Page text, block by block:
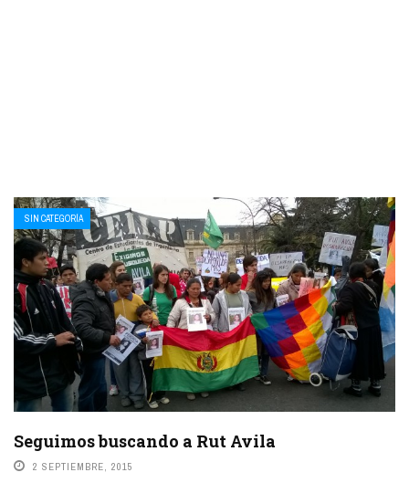
SIN CATEGORÍA
Seguimos buscando a Rut Avila
2 SEPTIEMBRE, 2015